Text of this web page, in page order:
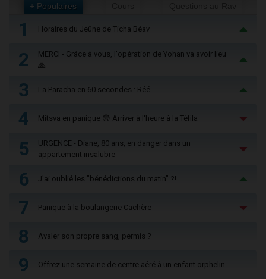
+ Populaires
1 Horaires du Jeûne de Ticha Béav
2
MERCI - Grâce à vous, l'opération de Yohan va avoir lieu
🙏
3 La Paracha en 60 secondes : Réé
4 Mitsva en panique 😨 Arriver à l'heure à la Téfila
5
URGENCE - Diane, 80 ans, en danger dans un
appartement insalubre
6 J'ai oublié les "bénédictions du matin" ?!
7 Panique à la boulangerie Cachère
8 Avaler son propre sang, permis ?
9 Offrez une semaine de centre aéré à un enfant orphelin